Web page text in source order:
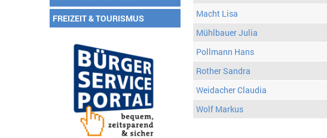
FREIZEIT & TOURISMUS
Macht Lisa
Mühlbauer Julia
Pollmann Hans
Rother Sandra
Weidacher Claudia
Wolf Markus